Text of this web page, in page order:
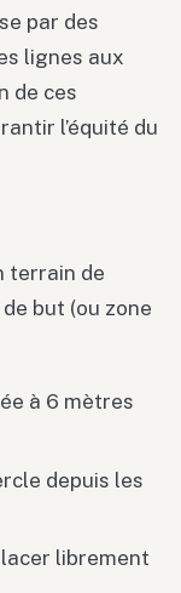
par des
lignes aux
de ces
l’équité du
terrain de
but (ou zone
à 6 mètres
depuis les
librement